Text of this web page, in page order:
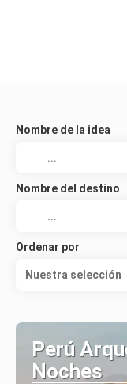
Nombre de la idea
Nombre del destino
Ordenar por
Nuestra selección
Perú
Noches